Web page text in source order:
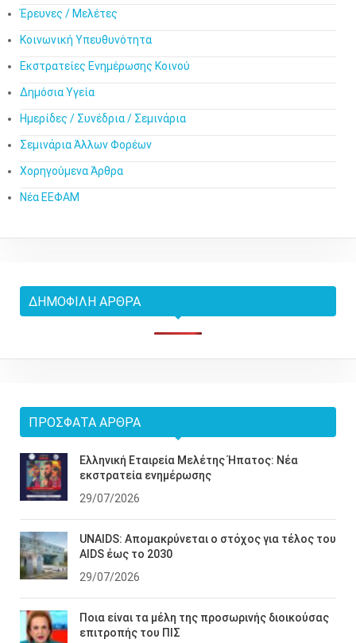
Έρευνες / Μελέτες
Κοινωνική Υπευθυνότητα
Εκστρατείες Ενημέρωσης Κοινού
Δημόσια Υγεία
Ημερίδες / Συνέδρια / Σεμινάρια
Σεμινάρια Άλλων Φορέων
Χορηγούμενα Άρθρα
Νέα ΕΕΦΑΜ
ΔΗΜΟΦΙΛΉ ΆΡΘΡΑ
ΠΡΌΣΦΑΤΑ ΆΡΘΡΑ
Ελληνική Εταιρεία Μελέτης Ήπατος: Νέα
εκστρατεία ενημέρωσης
29/07/2026
UNAIDS: Απομακρύνεται ο στόχος για τέλος του
AIDS έως το 2030
29/07/2026
Ποια είναι τα μέλη της προσωρινής διοικούσας
επιτροπής του ΠΙΣ